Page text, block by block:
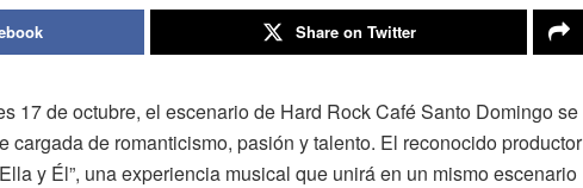
Share on Twitter
17 de octubre, el escenario de Hard Rock Café Santo Domingo se
cargada de romanticismo, pasión y talento. El reconocido productor
y Él”, una experiencia musical que unirá en un mismo escenario